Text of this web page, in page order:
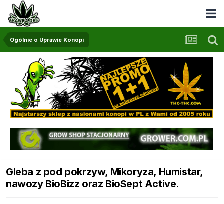
Ogólnie o Uprawie Konopi
Gleba z pod pokrzyw, Mikoryza, Humistar,
nawozy BioBizz oraz BioSept Active.